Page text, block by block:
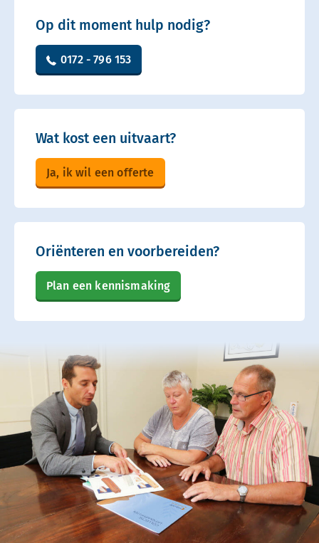
Op dit moment hulp nodig?
0172 - 796 153
Wat kost een uitvaart?
Ja, ik wil een offerte
Oriënteren en voorbereiden?
Plan een kennismaking